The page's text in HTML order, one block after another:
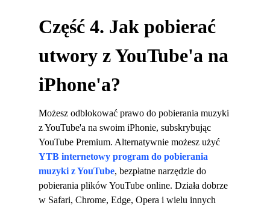
Część 4. Jak pobierać
utwory z YouTube'a na
iPhone'a?
Możesz odblokować prawo do pobierania muzyki
z YouTube'a na swoim iPhonie, subskrybując
YouTube Premium. Alternatywnie możesz użyć
YTB ​​internetowy program do pobierania
muzyki z YouTube, bezpłatne narzędzie do
pobierania plików YouTube online. Działa dobrze
w Safari, Chrome, Edge, Opera i wielu innych